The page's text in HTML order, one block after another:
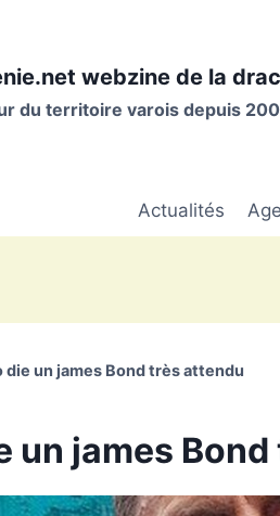
webzine de la
du territoire varois depuis
Actualités
die un james Bond très attendu
un james